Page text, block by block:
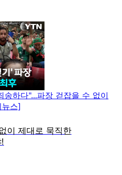
송하다"...파장 걷잡을 수 없이
스]